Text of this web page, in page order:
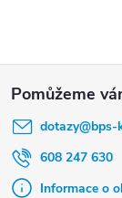
dotazy@bps-
608 247 630
Informace o